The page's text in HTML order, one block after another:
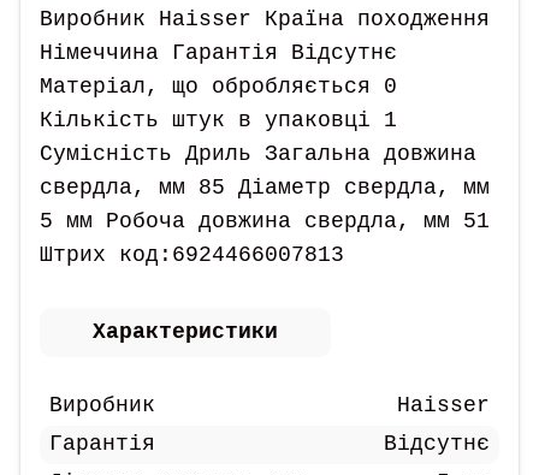
Виробник Haisser Країна походження
Німеччина Гарантія Відсутнє
Матеріал, що обробляється 0
Кількість штук в упаковці 1
Сумісність Дриль Загальна довжина
свердла, мм 85 Діаметр свердла, мм
5 мм Робоча довжина свердла, мм 51
Штрих код:6924466007813
Характеристики
Виробник
Haisser
Гарантія
Відсутнє